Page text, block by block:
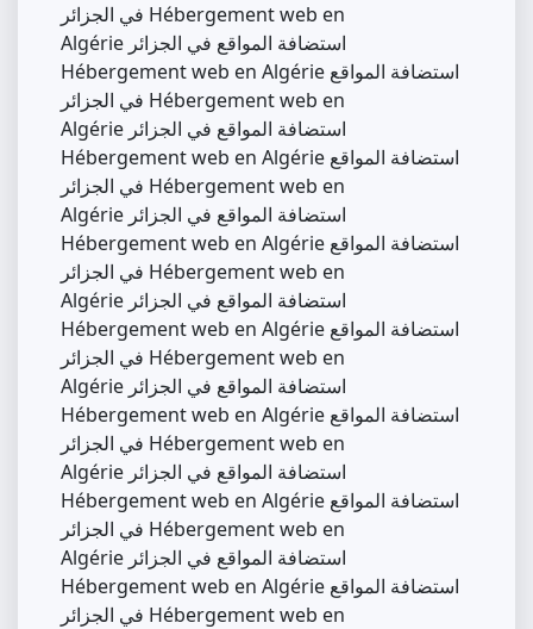
في الجزائر Hébergement web en
Algérie استضافة المواقع في الجزائر
Hébergement web en Algérie استضافة المواقع
في الجزائر Hébergement web en
Algérie استضافة المواقع في الجزائر
Hébergement web en Algérie استضافة المواقع
في الجزائر Hébergement web en
Algérie استضافة المواقع في الجزائر
Hébergement web en Algérie استضافة المواقع
في الجزائر Hébergement web en
Algérie استضافة المواقع في الجزائر
Hébergement web en Algérie استضافة المواقع
في الجزائر Hébergement web en
Algérie استضافة المواقع في الجزائر
Hébergement web en Algérie استضافة المواقع
في الجزائر Hébergement web en
Algérie استضافة المواقع في الجزائر
Hébergement web en Algérie استضافة المواقع
في الجزائر Hébergement web en
Algérie استضافة المواقع في الجزائر
Hébergement web en Algérie استضافة المواقع
في الجزائر Hébergement web en